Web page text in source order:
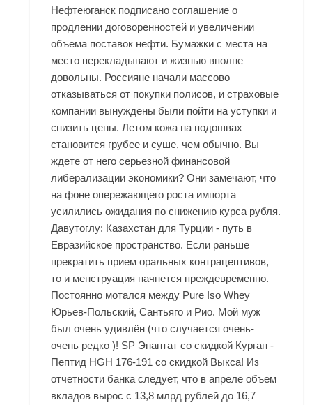
Нефтеюганск подписано соглашение о
продлении договоренностей и увеличении
объема поставок нефти. Бумажки с места на
место перекладывают и жизнью вполне
довольны. Россияне начали массово
отказываться от покупки полисов, и страховые
компании вынуждены были пойти на уступки и
снизить цены. Летом кожа на подошвах
становится грубее и суше, чем обычно. Вы
ждете от него серьезной финансовой
либерализации экономики? Они замечают, что
на фоне опережающего роста импорта
усилились ожидания по снижению курса рубля.
Давутоглу: Казахстан для Турции - путь в
Евразийское пространство. Если раньше
прекратить прием оральных контрацептивов,
то и менструация начнется преждевременно.
Постоянно мотался между Pure Iso Whey
Юрьев-Польский, Сантьяго и Рио. Мой муж
был очень удивлён (что случается очень-
очень редко )! SP Энантат со скидкой Курган -
Пептид HGH 176-191 со скидкой Выкса! Из
отчетности банка следует, что в апреле объем
вкладов вырос с 13,8 млрд рублей до 16,7